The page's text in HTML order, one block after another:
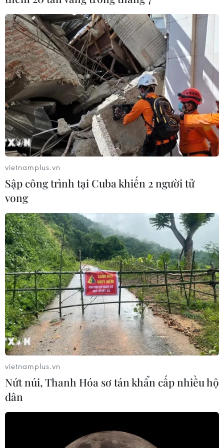
Theo Bộ Công an, tội phạm về ma túy hoạt động ngày
càng tinh vi, nắm rõ học sinh, sinh viên ở độ tuổi dễ bị
lôi kéo nên tìm đủ mọi cách đưa ma túy vào học đường.
vietnamplus.vn
Sập công trình tại Cuba khiến 2 người tử
vong
vietnamplus.vn
Nứt núi, Thanh Hóa sơ tán khẩn cấp nhiều hộ
dân